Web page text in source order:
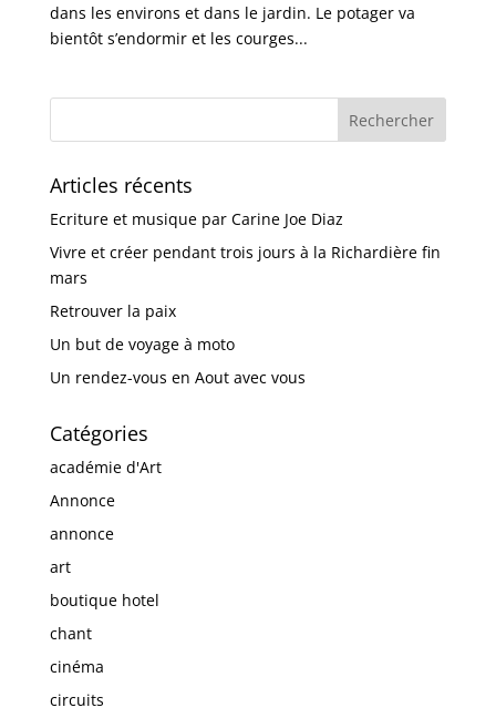
dans les environs et dans le jardin. Le potager va
bientôt s’endormir et les courges...
Articles récents
Ecriture et musique par Carine Joe Diaz
Vivre et créer pendant trois jours à la Richardière fin
mars
Retrouver la paix
Un but de voyage à moto
Un rendez-vous en Aout avec vous
Catégories
académie d'Art
Annonce
annonce
art
boutique hotel
chant
cinéma
circuits